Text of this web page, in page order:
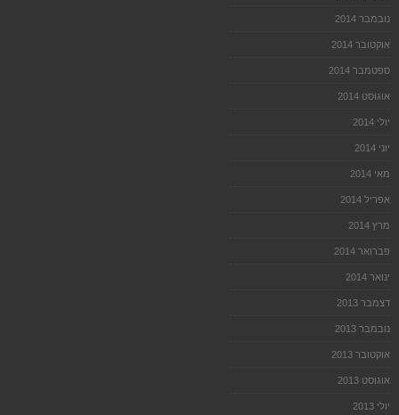
נובמבר 2014
אוקטובר 2014
ספטמבר 2014
אוגוסט 2014
יולי 2014
יוני 2014
מאי 2014
אפריל 2014
מרץ 2014
פברואר 2014
ינואר 2014
דצמבר 2013
נובמבר 2013
אוקטובר 2013
אוגוסט 2013
יולי 2013